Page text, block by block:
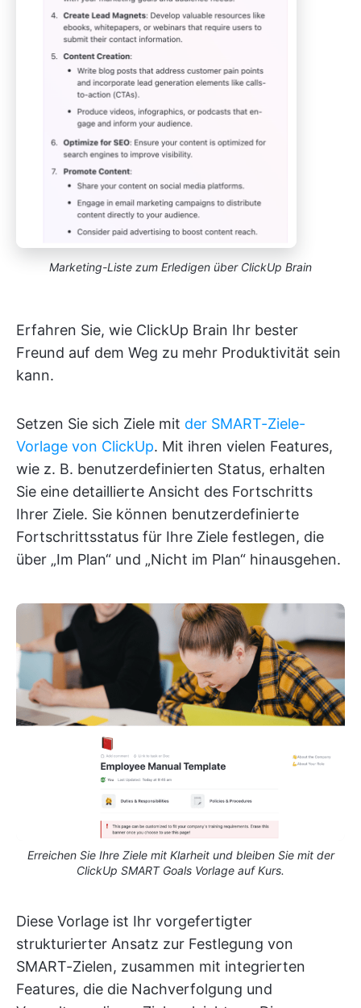
Marketing-Liste zum Erledigen über ClickUp Brain
Erfahren Sie, wie ClickUp Brain Ihr bester
Freund auf dem Weg zu mehr Produktivität sein
kann.
Setzen Sie sich Ziele mit der SMART-Ziele-
Vorlage von ClickUp. Mit ihren vielen Features,
wie z. B. benutzerdefinierten Status, erhalten
Sie eine detaillierte Ansicht des Fortschritts
Ihrer Ziele. Sie können benutzerdefinierte
Fortschrittsstatus für Ihre Ziele festlegen, die
über „Im Plan“ und „Nicht im Plan“ hinausgehen.
Erreichen Sie Ihre Ziele mit Klarheit und bleiben Sie mit der
ClickUp SMART Goals Vorlage auf Kurs.
Diese Vorlage ist Ihr vorgefertigter
strukturierter Ansatz zur Festlegung von
SMART-Zielen, zusammen mit integrierten
Features, die die Nachverfolgung und